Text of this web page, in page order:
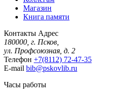
Магазин
Книга памяти
Контакты Адрес
180000, г. Псков,
ул. Профсоюзная, д. 2
Телефон +7(8112) 72-47-35
E-mail bib@pskovlib.ru
Часы работы